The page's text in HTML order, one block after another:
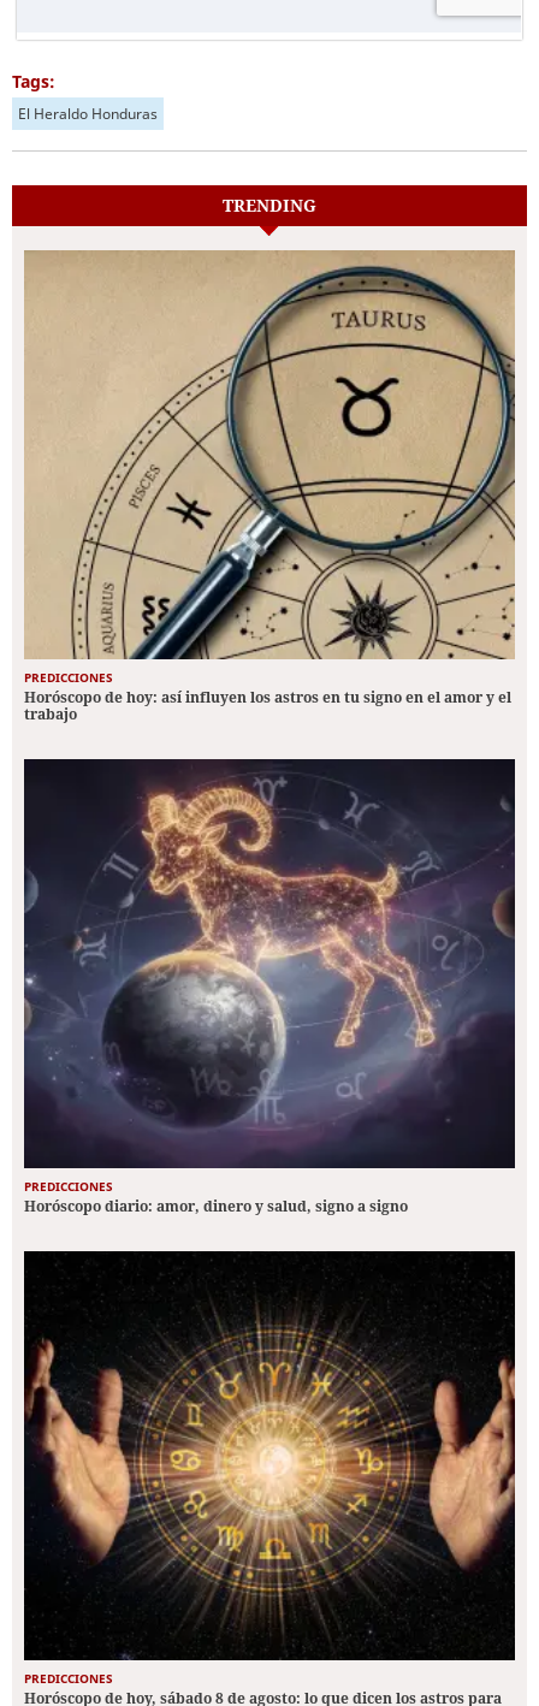
Tags:
El Heraldo Honduras
TRENDING
PREDICCIONES
Horóscopo de hoy: así influyen los astros en tu signo en el amor y el
trabajo
PREDICCIONES
Horóscopo diario: amor, dinero y salud, signo a signo
PREDICCIONES
Horóscopo de hoy, sábado 8 de agosto: lo que dicen los astros para